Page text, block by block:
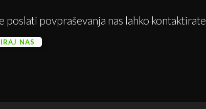
poslati povpraševanja nas lahko kontaktirate.
NAS